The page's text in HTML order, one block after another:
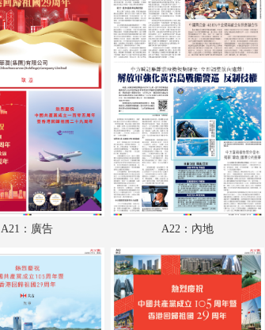
A18：港聞
A19：廣告
A20：港聞
A21：廣告
A22：內地
A23：國際
A24：國際
AA2：廣告
AA3：廣告
A21：廣告 A22：內地